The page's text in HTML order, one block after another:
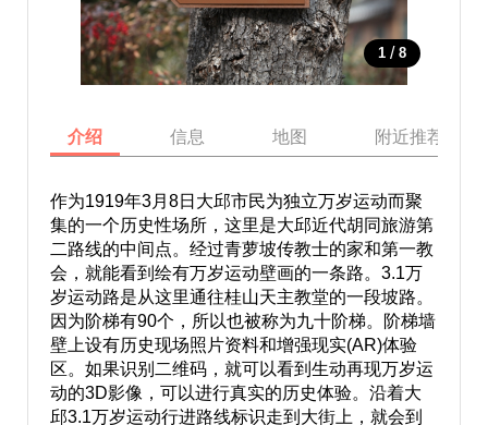
1 / 8
介绍 信息 地图 附近推荐景点
作为1919年3月8日大邱市民为独立万岁运动而聚
集的一个历史性场所，这里是大邱近代胡同旅游第
二路线的中间点。经过青萝坡传教士的家和第一教
会，就能看到绘有万岁运动壁画的一条路。3.1万
岁运动路是从这里通往桂山天主教堂的一段坡路。
因为阶梯有90个，所以也被称为九十阶梯。阶梯墙
壁上设有历史现场照片资料和增强现实(AR)体验
区。如果识别二维码，就可以看到生动再现万岁运
动的3D影像，可以进行真实的历史体验。沿着大
邱3.1万岁运动行进路线标识走到大街上，就会到